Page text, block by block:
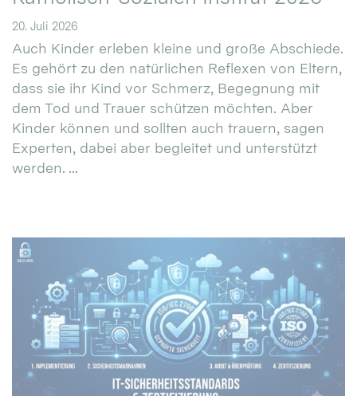
20. Juli 2026
Auch Kinder erleben kleine und große Abschiede.
Es gehört zu den natürlichen Reflexen von Eltern,
dass sie ihr Kind vor Schmerz, Begegnung mit
dem Tod und Trauer schützen möchten. Aber
Kinder können und sollten auch trauern, sagen
Experten, dabei aber begleitet und unterstützt
werden. ...